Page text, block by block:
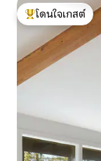
โดนใจเกสต์ที่สุด
โดนใจเกสต์